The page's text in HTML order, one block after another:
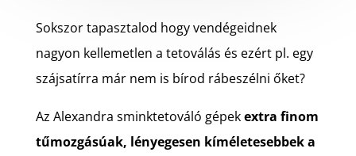
Sokszor tapasztalod hogy vendégeidnek
nagyon kellemetlen a tetoválás és ezért pl. egy
szájsatírra már nem is bírod rábeszélni őket?
Az Alexandra sminktetováló gépekextra finom
tűmozgásúak, lényegesen kíméletesebbek a